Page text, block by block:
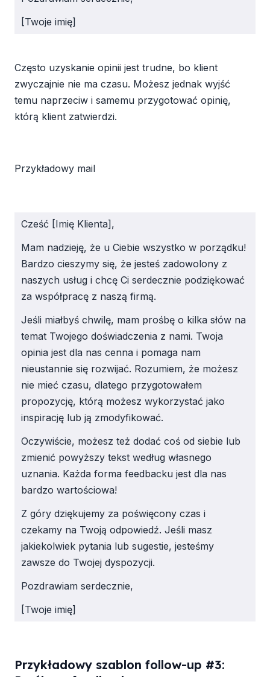
[Twoje imię]
Często uzyskanie opinii jest trudne, bo klient
zwyczajnie nie ma czasu. Możesz jednak wyjść
temu naprzeciw i samemu przygotować opinię,
którą klient zatwierdzi.
Przykładowy mail
Cześć [Imię Klienta],
Mam nadzieję, że u Ciebie wszystko w porządku!
Bardzo cieszymy się, że jesteś zadowolony z
naszych usług i chcę Ci serdecznie podziękować
za współpracę z naszą firmą.
Jeśli miałbyś chwilę, mam prośbę o kilka słów na
temat Twojego doświadczenia z nami. Twoja
opinia jest dla nas cenna i pomaga nam
nieustannie się rozwijać. Rozumiem, że możesz
nie mieć czasu, dlatego przygotowałem
propozycję, którą możesz wykorzystać jako
inspirację lub ją zmodyfikować.
Oczywiście, możesz też dodać coś od siebie lub
zmienić powyższy tekst według własnego
uznania. Każda forma feedbacku jest dla nas
bardzo wartościowa!
Z góry dziękujemy za poświęcony czas i
czekamy na Twoją odpowiedź. Jeśli masz
jakiekolwiek pytania lub sugestie, jesteśmy
zawsze do Twojej dyspozycji.
Pozdrawiam serdecznie,
[Twoje imię]
Przykładowy szablon follow-up #3: